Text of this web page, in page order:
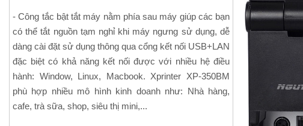
- Công tắc bật tắt máy nằm phía sau máy giúp các bạn
có thể tắt nguồn tạm nghỉ khi máy ngưng sử dụng, dễ
dàng cài đặt sử dụng thông qua cổng kết nối USB+LAN
đặc biệt có khả năng kết nối được với nhiều hệ điều
hành: Window, Linux, Macbook. Xprinter XP-350BM
phù hợp nhiều mô hình kinh doanh như: Nhà hàng,
cafe, trà sữa, shop, siêu thị mini,...